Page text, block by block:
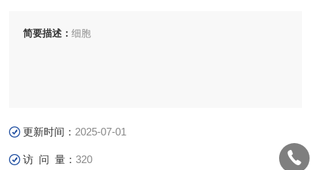
简要描述：细胞
更新时间： 2025-07-01
访 问 量：320